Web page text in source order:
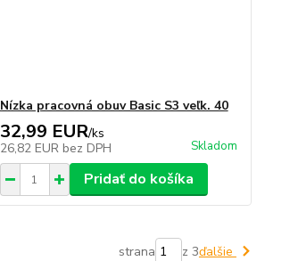
Nízka pracovná obuv Basic S3 veľk. 40
32,99 EUR/ks
26,82 EUR bez DPH Skladom
Pridať do košíka
strana z 3ďalšie